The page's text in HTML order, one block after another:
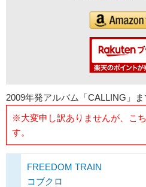
2009年発アルバム「CALLING」ま
※大変申し訳ありませんが、こ
す。
FREEDOM TRAIN
コブクロ